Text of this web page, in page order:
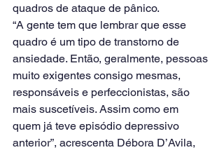
quadros de ataque de pânico.
“A gente tem que lembrar que esse
quadro é um tipo de transtorno de
ansiedade. Então, geralmente, pessoas
muito exigentes consigo mesmas,
responsáveis e perfeccionistas, são
mais suscetíveis. Assim como em
quem já teve episódio depressivo
anterior”, acrescenta Débora D’Avila,